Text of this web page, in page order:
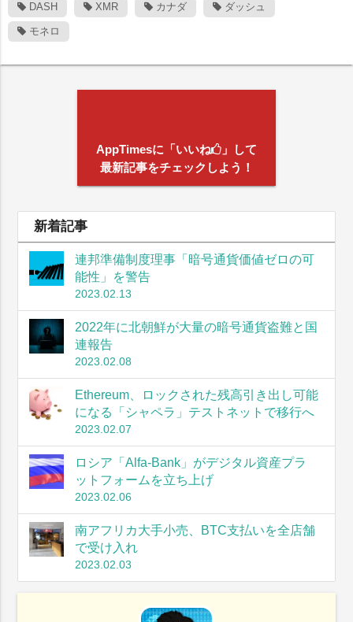
DASH XMR カナダ ダッシュ
モネロ
AppTimesに「いいね
」して
最新記事をチェックしよう！
新着記事
連邦準備制度理事「暗号通貨価値ゼロの可
能性」を警告
2023.02.13
2022年に北朝鮮が大量の暗号通貨盗難と国
連報告
2023.02.08
Ethereum、ロックされた残高引き出し可能
になる「シャペラ」テストネットで移行へ
2023.02.07
ロシア「Alfa-Bank」がデジタル資産プラ
ットフォームを立ち上げ
2023.02.06
南アフリカ大手小売、BTC支払いを全店舗
で受け入れ
2023.02.03